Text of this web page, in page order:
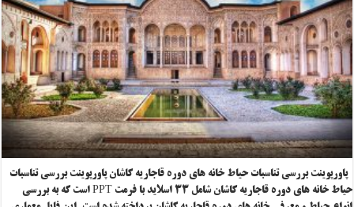
پاورپوینت بررسی تناسبات حیاط خانه های دوره قاجاریه کاشان پاورپوینت بررسی تناسبات
حیاط خانه های دوره قاجاریه کاشان شامل ۳۳ اسلاید با فرمت PPT است که به بررسی